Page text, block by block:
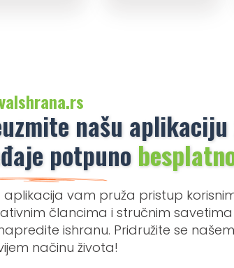
našu
potpuno
aplikacija vam pruža pristup
člancima i stručnim
ishranu. Pridružite se
načinu života!